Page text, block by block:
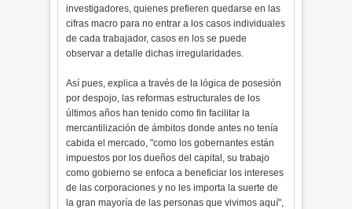
investigadores, quienes prefieren quedarse en las
cifras macro para no entrar a los casos individuales
de cada trabajador, casos en los se puede
observar a detalle dichas irregularidades.
Así pues, explica a través de la lógica de posesión
por despojo, las reformas estructurales de los
últimos años han tenido como fin facilitar la
mercantilización de ámbitos donde antes no tenía
cabida el mercado, "como los gobernantes están
impuestos por los dueños del capital, su trabajo
como gobierno se enfoca a beneficiar los intereses
de las corporaciones y no les importa la suerte de
la gran mayoría de las personas que vivimos aquí",